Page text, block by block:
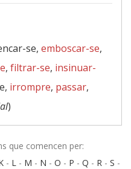
se, emboscar-se,
, filtrar-se, insinuar-
irrompre, passar,
)
que comencen per:
- L - M - N - O - P - Q - R - S -